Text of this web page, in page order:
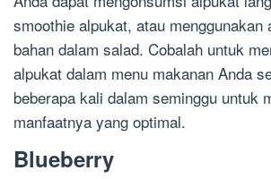
smoothie alpukat, atau menggunakan
bahan dalam salad. Cobalah untuk
alpukat dalam menu makanan Anda
beberapa kali dalam seminggu untuk
manfaatnya yang optimal.
Blueberry